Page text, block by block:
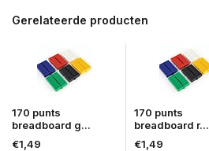
Gerelateerde producten
170 punts
breadboard g...
€1,49
170 punts
breadboard r...
€1,49